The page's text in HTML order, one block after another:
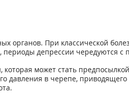
При классической
депрессии чередуются с
может стать
давления в черепе,